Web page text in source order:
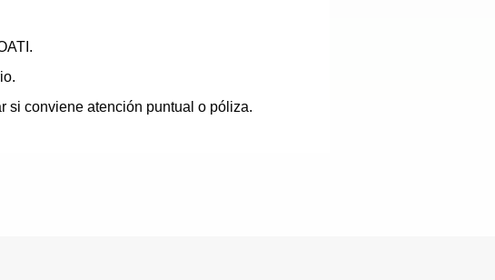
si conviene atención puntual o póliza.